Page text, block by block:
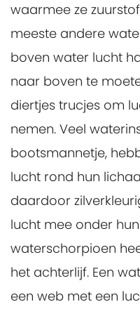
waarmee ze
meeste andere
boven water lucht
naar boven te
diertjes trucjes om
nemen. Veel
bootsmannetje,
lucht rond hun
daardoor
lucht mee onder
waterschorpioen
het achterlijf. Een
een web met een